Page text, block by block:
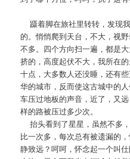
蹑着脚在旅社里转转，发现
的。悄悄爬到天台，不大，视
不多。四个方向扫一遍，都是
挤的，高度起伏不大，我所在
十点，大多数人还没睡，还有
华的城市，反而使这古城中的
车压过地板的声音，近了，又
样的路被压过多少次。
抬头看到了星星，虽然不多
比一次多，每次总有被遗漏的
静致远？呵呵，怀念起一个叫